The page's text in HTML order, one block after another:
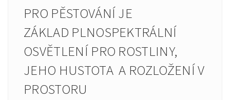
PRO PĚSTOVÁNÍ JE
ZÁKLAD PLNOSPEKTRÁLNÍ
OSVĚTLENÍ PRO ROSTLINY,
JEHO HUSTOTA A ROZLOŽENÍ V
PROSTORU